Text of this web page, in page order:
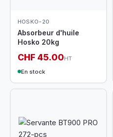
HOSKO-20
Absorbeur d'huile
Hosko 20kg
CHF 45.00HT
En stock